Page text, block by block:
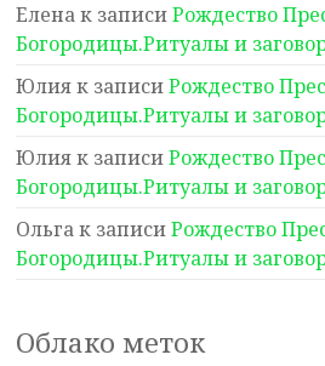
Еленак записиРождество
Богородицы.Ритуалы и
Юлияк записиРождество
Богородицы.Ритуалы и
Юлияк записиРождество
Богородицы.Ритуалы и
Ольгак записиРождество
Богородицы.Ритуалы и
Облако меток